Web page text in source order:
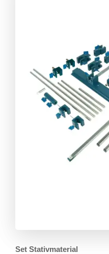
Set Stativmaterial